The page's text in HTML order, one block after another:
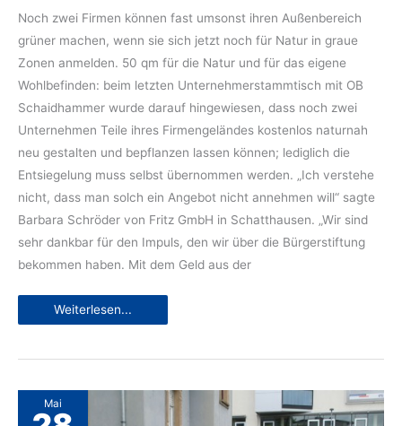
Noch zwei Firmen können fast umsonst ihren Außenbereich
grüner machen, wenn sie sich jetzt noch für Natur in graue
Zonen anmelden. 50 qm für die Natur und für das eigene
Wohlbefinden: beim letzten Unter­nehmerstammtisch mit OB
Schaidhammer wurde darauf hingewiesen, dass noch zwei
Unternehmen Teile ihres Firmen­geländes kosten­los naturnah
neu gestalten und bepflanzen lassen können; lediglich die
Entsiegelung muss selbst übernommen werden. „Ich verstehe
nicht, dass man solch ein Angebot nicht annehmen will“ sagte
Barbara Schröder von Fritz GmbH in Schatthausen. „Wir sind
sehr dankbar für den Impuls, den wir über die Bürgerstiftung
bekommen haben. Mit dem Geld aus der
Endspurt
Weiterlesen...
Mai